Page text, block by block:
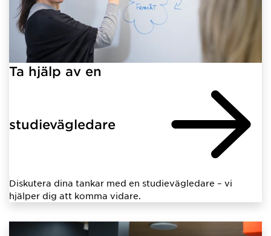
Ta hjälp av en
studievägledare
Diskutera dina tankar med en studievägledare – vi
hjälper dig att komma vidare.